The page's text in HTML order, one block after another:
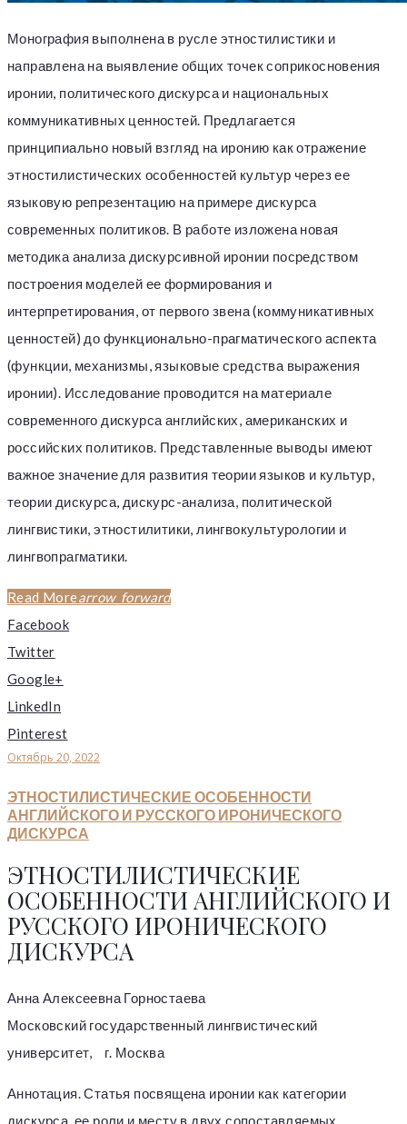
Монография выполнена в русле этностилистики и
направлена на выявление общих точек соприкосновения
иронии, политического дискурса и национальных
коммуникативных ценностей. Предлагается
принципиально новый взгляд на иронию как отражение
этностилистических особенностей культур через ее
языковую репрезентацию на примере дискурса
современных политиков. В работе изложена новая
методика анализа дискурсивной иронии посредством
построения моделей ее формирования и
интерпретирования, от первого звена (коммуникативных
ценностей) до функционально-прагматического аспекта
(функции, механизмы, языковые средства выражения
иронии). Исследование проводится на материале
современного дискурса английских, американских и
российских политиков. Представленные выводы имеют
важное значение для развития теории языков и культур,
теории дискурса, дискурс-анализа, политической
лингвистики, этностилитики, лингвокультурологии и
лингвопрагматики.
Read Morearrow_forward
Facebook
Twitter
Google+
LinkedIn
Pinterest
Октябрь 20, 2022
ЭТНОСТИЛИСТИЧЕСКИЕ ОСОБЕННОСТИ
АНГЛИЙСКОГО И РУССКОГО ИРОНИЧЕСКОГО
ДИСКУРСА
ЭТНОСТИЛИСТИЧЕСКИЕ
ОСОБЕННОСТИ АНГЛИЙСКОГО И
РУССКОГО ИРОНИЧЕСКОГО
ДИСКУРСА
Анна Алексеевна Горностаева
Московский государственный лингвистический
университет, г. Москва
Аннотация. Статья посвящена иронии как категории
дискурса, ее роли и месту в двух сопоставляемых